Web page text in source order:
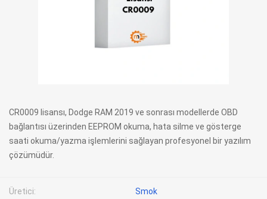
CR0009 lisansı, Dodge RAM 2019 ve sonrası modellerde OBD
bağlantısı üzerinden EEPROM okuma, hata silme ve gösterge
saati okuma/yazma işlemlerini sağlayan profesyonel bir yazılım
çözümüdür.
Üretici: Smok